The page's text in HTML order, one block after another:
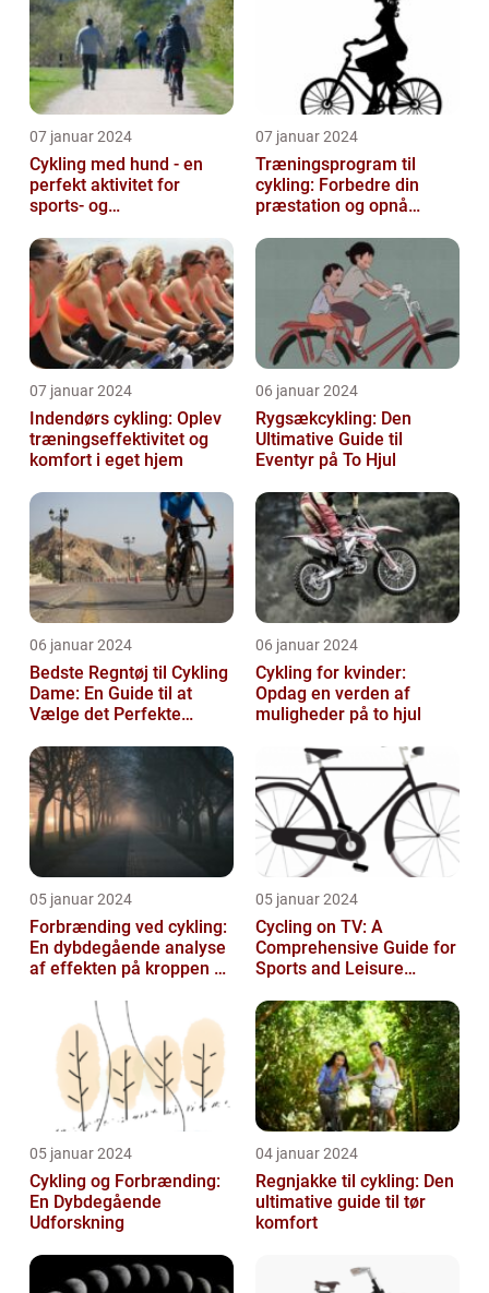
07 januar 2024
Cykling med hund - en
perfekt aktivitet for
sports- og
07 januar 2024
Træningsprogram til
cykling: Forbedre din
præstation og opnå
07 januar 2024
Indendørs cykling: Oplev
træningseffektivitet og
komfort i eget hjem
06 januar 2024
Rygsækcykling: Den
Ultimative Guide til
Eventyr på To Hjul
06 januar 2024
Bedste Regntøj til Cykling
Dame: En Guide til at
Vælge det Perfekte
unde...
06 januar 2024
Cykling for kvinder:
Opdag en verden af
muligheder på to hjul
05 januar 2024
Forbrænding ved cykling:
En dybdegående analyse
af effekten på kroppen og
05 januar 2024
Cycling on TV: A
Comprehensive Guide for
Sports and Leisure
05 januar 2024
Cykling og Forbrænding:
En Dybdegående
Udforskning
04 januar 2024
Regnjakke til cykling: Den
ultimative guide til tør
komfort